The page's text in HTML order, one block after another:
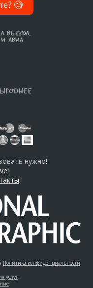
🧐
нужно!
Политика конфиденциальности
услуг.